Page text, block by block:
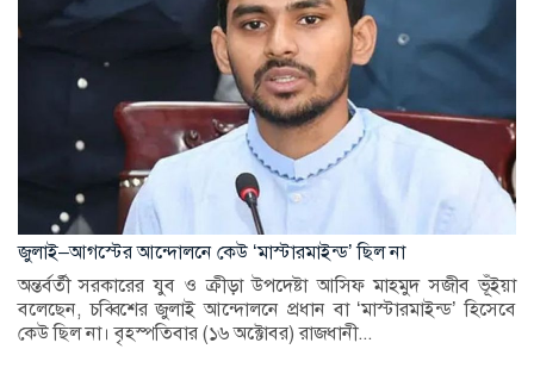
জুলাই–আগস্টের আন্দোলনে কেউ ‘মাস্টারমাইন্ড’ ছিল না
অন্তর্বর্তী সরকারের যুব ও ক্রীড়া উপদেষ্টা আসিফ মাহমুদ সজীব ভূঁইয়া
বলেছেন, চব্বিশের জুলাই আন্দোলনে প্রধান বা ‘মাস্টারমাইন্ড’ হিসেবে
কেউ ছিল না। বৃহস্পতিবার (১৬ অক্টোবর) রাজধানী...